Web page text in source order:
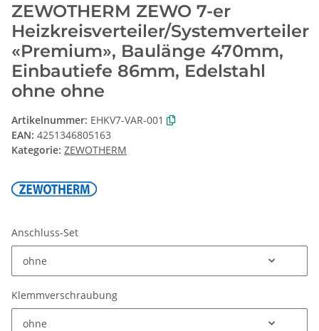
ZEWOTHERM ZEWO 7-er
Heizkreisverteiler/Systemverteiler
«Premium», Baulänge 470mm,
Einbautiefe 86mm, Edelstahl
ohne ohne
Artikelnummer: EHKV7-VAR-001
EAN: 4251346805163
Kategorie: ZEWOTHERM
Anschluss-Set
ohne
Klemmverschraubung
ohne